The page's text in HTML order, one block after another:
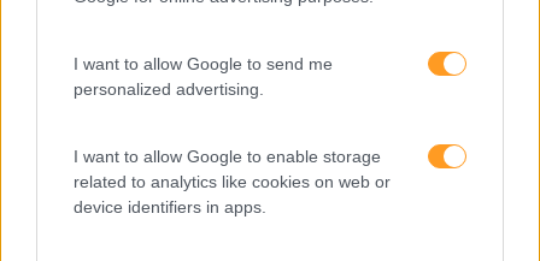
I want to allow Google to send me
personalized advertising.
I want to allow Google to enable storage
related to analytics like cookies on web or
device identifiers in apps.
Empresa E A Relação
Com A Saúde Mental E A
Organização Em Todas
Pesquisa